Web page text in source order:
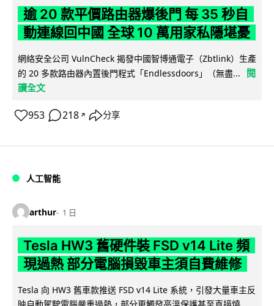
逾 20 款平價路由器爆後門 每 35 秒自
動連線回中國 全球 10 萬用家私隱堪憂
網絡安全公司 VulnCheck 揭發中國智博通電子（Zbtlink）生產
的 20 多款路由器內置後門程式「Endlessdoors」（無盡...
閱
讀全文
953 218 ↗ 分享
人工智能
arthur 1 日
Tesla HW3 舊硬件裝 FSD v14 Lite 頻
現過熱 部分電腦損毀車主須自費維修
Tesla 向 HW3 舊車款推送 FSD v14 Lite 系統，引發大量車主反